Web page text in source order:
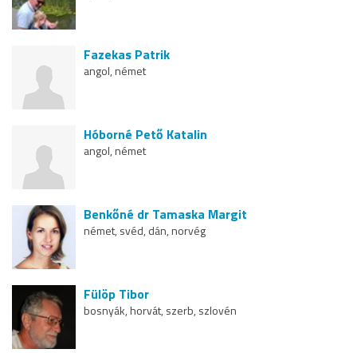
Fazekas Patrik
angol, német
Hóborné Pető Katalin
angol, német
Benkőné dr Tamaska Margit
német, svéd, dán, norvég
Fülöp Tibor
bosnyák, horvát, szerb, szlovén